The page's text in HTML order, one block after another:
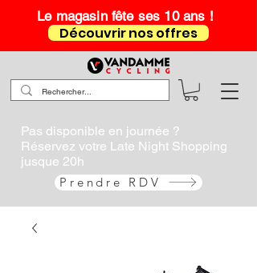
Le magasin fête ses 10 ans !
Découvrir nos offres
Pas disponible en journée ?
Réservez votre Late Night Shopping
jusque 20h
Prendre RDV